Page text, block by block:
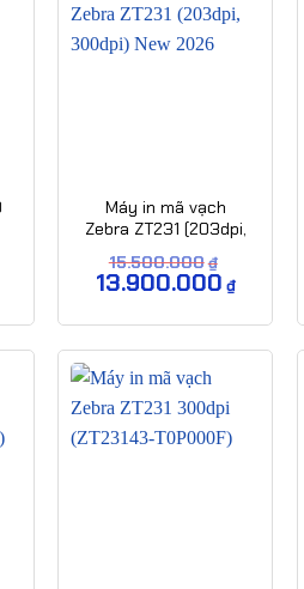
Máy in mã vạch
Zebra ZT231 (203dpi,
15.500.000₫
Giá
gốc
15.500.000₫.
13.900.000 ₫Giá
hiện
là: